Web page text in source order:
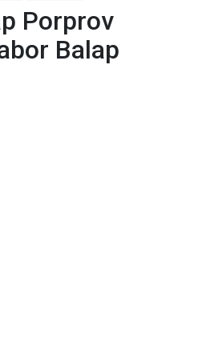
Porprov
Balap